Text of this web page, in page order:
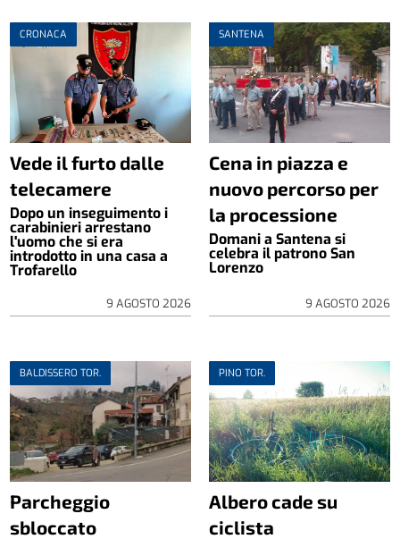
CRONACA
Vede il furto dalle
telecamere
Dopo un inseguimento i
carabinieri arrestano
l'uomo che si era
introdotto in una casa a
Trofarello
9 AGOSTO 2026
SANTENA
Cena in piazza e
nuovo percorso per
la processione
Domani a Santena si
celebra il patrono San
Lorenzo
9 AGOSTO 2026
BALDISSERO TOR.
Parcheggio
sbloccato
PINO TOR.
Albero cade su
ciclista